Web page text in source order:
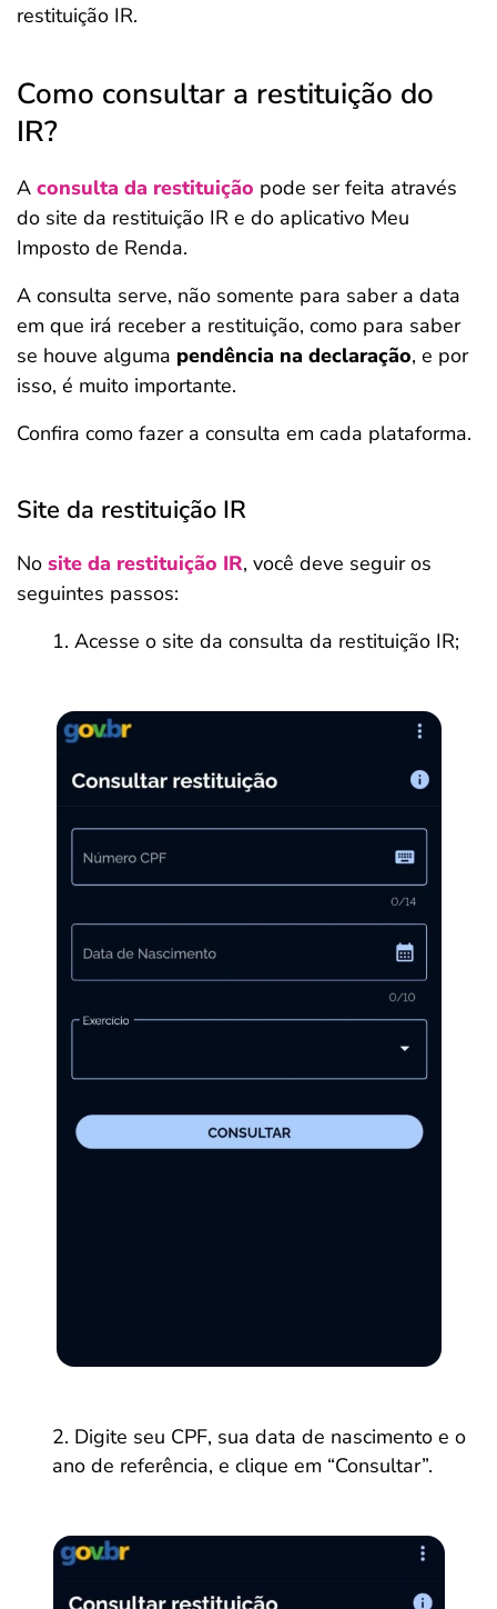
restituição IR.
Como consultar a restituição do
IR?
A consulta da restituição pode ser feita através
do site da restituição IR e do aplicativo Meu
Imposto de Renda.
A consulta serve, não somente para saber a data
em que irá receber a restituição, como para saber
se houve alguma pendência na declaração, e por
isso, é muito importante.
Confira como fazer a consulta em cada plataforma.
Site da restituição IR
No site da restituição IR, você deve seguir os
seguintes passos:
Acesse o site da consulta da restituição IR;
Digite seu CPF, sua data de nascimento e o
ano de referência, e clique em “Consultar”.